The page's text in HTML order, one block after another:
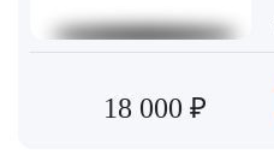
18 000 ₽